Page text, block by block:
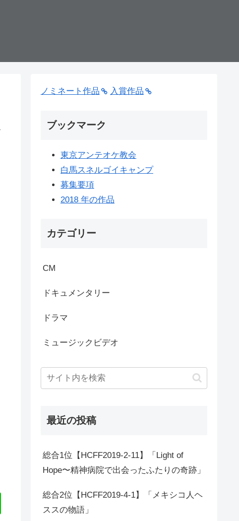
ノミネート作品 入賞作品
ブックマーク
東京アンテオケ教会
白馬スネルゴイキャンプ
募集要項
2018 年の作品
カテゴリー
CM
ドキュメンタリー
ドラマ
ミュージックビデオ
最近の投稿
総合1位【HCFF2019-2-11】「Light of
Hope〜精神病院で出会ったふたりの奇跡」
総合2位【HCFF2019-4-1】「メキシコ人ヘ
ススの物語」